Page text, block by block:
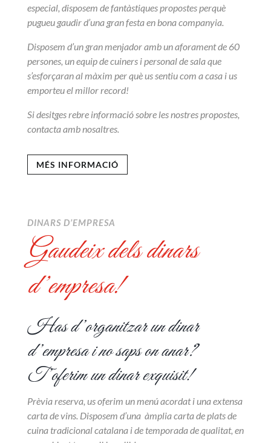
especial, disposem de fantàstiques propostes perquè
pugueu gaudir d’una gran festa en bona companyia.
Disposem d’un gran menjador amb un aforament de 60
persones, un equip de cuiners i personal de sala que
s’esforçaran al màxim per què us sentiu com a casa i us
emporteu el millor record!
Si desitges rebre informació sobre les nostres propostes,
contacta amb nosaltres.
MÉS INFORMACIÓ
DINARS D’EMPRESA
Gaudeix dels dinars
d’empresa!
Has d’organitzar un dinar
d’empresa i no saps on anar?
T’oferim un dinar exquisit!
Prèvia reserva, us oferim un menú acordat i una extensa
carta de vins. Disposem d’una àmplia carta de plats de
cuina tradicional catalana i de temporada de qualitat, en